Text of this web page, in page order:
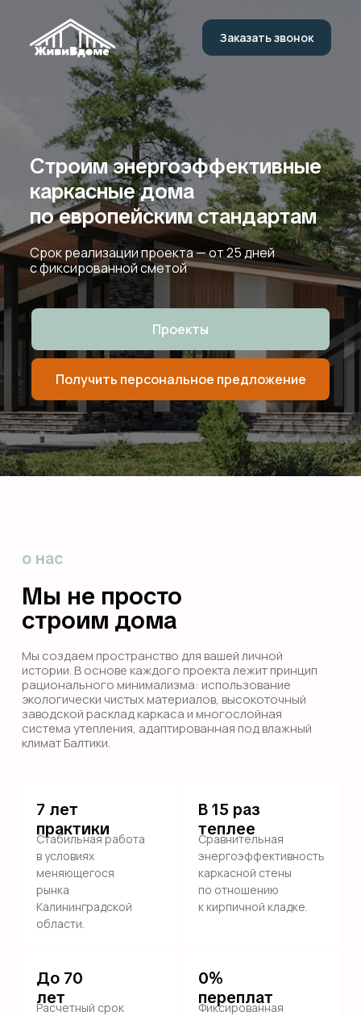
Заказать звонок
Строим энергоэффективные
каркасные дома
по европейским стандартам
Срок реализации проекта — от 25 дней
с фиксированной сметой
Получить персональное предложение
Проекты
Заказать звонок
о нас
Мы не просто
строим дома
Мы создаем пространство для вашей личной
истории. В основе каждого проекта лежит принцип
рационального минимализма: использование
экологически чистых материалов, высокоточный
заводской расклад каркаса и многослойная
система утепления, адаптированная под влажный
климат Балтики.
7 лет
практики
Стабильная работа
в условиях
меняющегося
рынка
Калининградской
области.
В 15 раз
теплее
Сравнительная
энергоэффективность
каркасной стены
по отношению
к кирпичной кладке.
До 70
лет
Расчетный срок
0%
переплат
Фиксированная